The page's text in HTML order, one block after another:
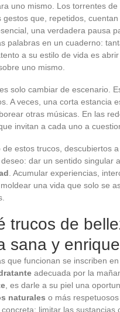
uno mismo. Los torrentes
gestos que, repetidos,
una verdadera pausa
palabras en un cuaderno:
a su estilo de vida es
uno mismo.
solo cambiar de escenario.
A veces, una corta estancia
otras músicas. En las
invitan a cada uno a
de estos trucos, descubiertos
dar un sentido singular
. Acumular experiencias,
una vida que solo se
trucos de
sana y
que funcionan se inscriben
adecuada por la
, es darle a su piel una
naturales o más
limitar las